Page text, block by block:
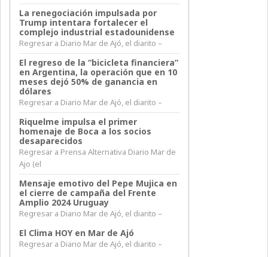
La renegociación impulsada por
Trump intentara fortalecer el
complejo industrial estadounidense
Regresar a Diario Mar de Ajó, el diarito –
El regreso de la “bicicleta financiera”
en Argentina, la operación que en 10
meses dejó 50% de ganancia en
dólares
Regresar a Diario Mar de Ajó, el diarito –
Riquelme impulsa el primer
homenaje de Boca a los socios
desaparecidos
Regresar a Prensa Alternativa Diario Mar de
Ajo (el
Mensaje emotivo del Pepe Mujica en
el cierre de campaña del Frente
Amplio 2024 Uruguay
Regresar a Diario Mar de Ajó, el diarito –
El Clima HOY en Mar de Ajó
Regresar a Diario Mar de Ajó, el diarito –